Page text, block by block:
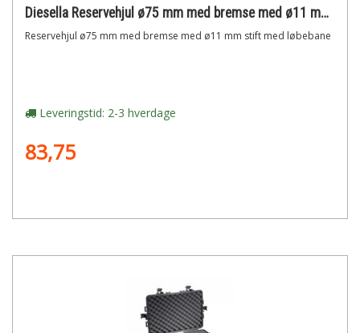
Diesella Reservehjul ø75 mm med bremse med ø11 mm stift med løbebane
Reservehjul ø75 mm med bremse med ø11 mm stift med løbebane
Leveringstid: 2-3 hverdage
83,75